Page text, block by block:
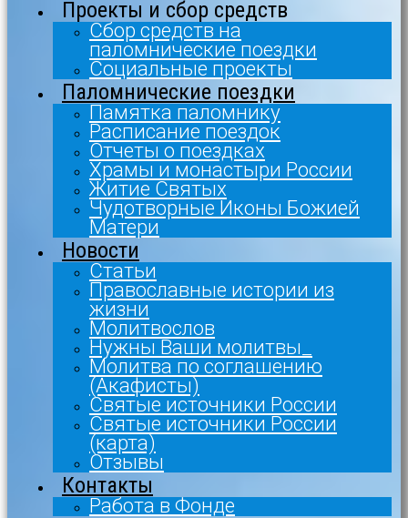
Проекты и сбор средств
Сбор средств на
паломнические поездки
Социальные проекты
Паломнические поездки
Памятка паломнику
Расписание поездок
Отчеты о поездках
Храмы и монастыри России
Житие Святых
Чудотворные Иконы Божией
Матери
Новости
Статьи
Православные истории из
жизни
Молитвослов
Нужны Ваши молитвы_
Молитва по соглашению
(Акафисты)
Святые источники России
Святые источники России
(карта)
Отзывы
Контакты
Работа в Фонде